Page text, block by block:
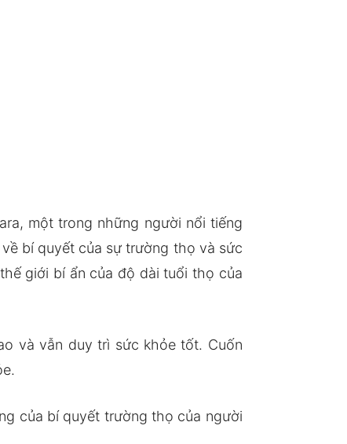
một trong những người nổi tiếng
bí quyết của sự trường thọ và sức
giới bí ẩn của độ dài tuổi thọ của
và vẫn duy trì sức khỏe tốt. Cuốn
của bí quyết trường thọ của người